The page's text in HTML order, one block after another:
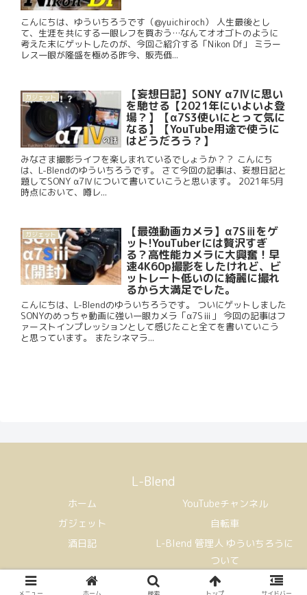
こんにちは、ゆういちろうです（@yuichiroch） 人生最後とし
て、生涯を共にする一眼レフを買おう…なんてオオゴトのように
考えた末にゲットしたのが、今回ご紹介する「Nikon Df」 ミラー
レス一眼が隆盛を極める昨今、販売価...
ガジェット 【妄想日記】SONY α7Ⅳに思い
を馳せる【2021年にいよいよ登
場？】【α7S3使いにとって気に
なる】【YouTube用途で使うに
はどうだろう？】
みなさま撮影ライフを楽しまれているでしょうか？？ こんにち
は、L-Blendのゆういちろうです。 さて今回の記事は、妄想日記と
題してSONY α7Ⅳについて書いていこうと思います。 2021年5月
時点において、噂レ...
ガジェット 【最強動画カメラ】α7Sⅲをゲ
ット!YouTuberには贅沢すぎ
る？高性能カメラに大興奮！早
速4K60p撮影をしたけれど、ビ
ットレート低いのに綺麗に撮れ
るから大満足でした。
こんにちは、L-Blendのゆういちろうです。 ついにゲットしました
SONYのめっちゃ動画に強い一眼カメラ「α7Sⅲ」 今回の記事はフ
ァーストインプレッションとして感じたこと全てを書いていこう
と思っています。 またシネマラ...
L-Blend
ホーム
YouTubeチャンネル
ガジェット
自転車
酒日記
L-Blend 管理人 ゆういちろうに
ついて
Copyright © 2021 L-Blend All Rights Reserved.